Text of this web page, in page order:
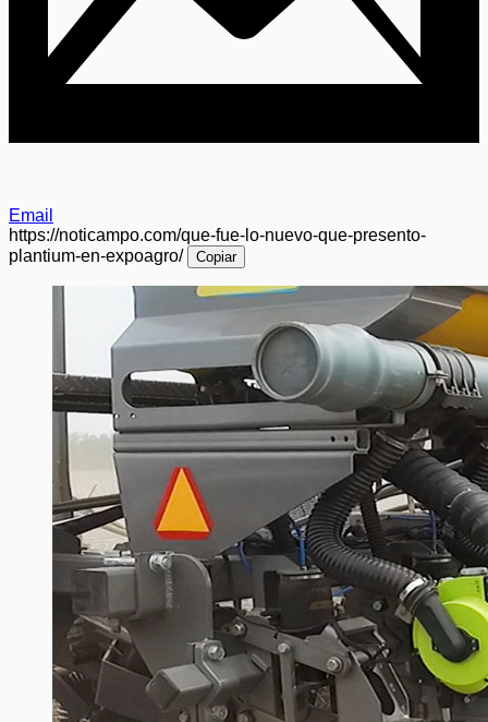
Email
https://noticampo.com/que-fue-lo-nuevo-que-presento-
plantium-en-expoagro/
Copiar